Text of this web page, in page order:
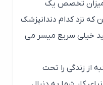
های لازم برای
) را دارد، چندان
به دیگران احساس